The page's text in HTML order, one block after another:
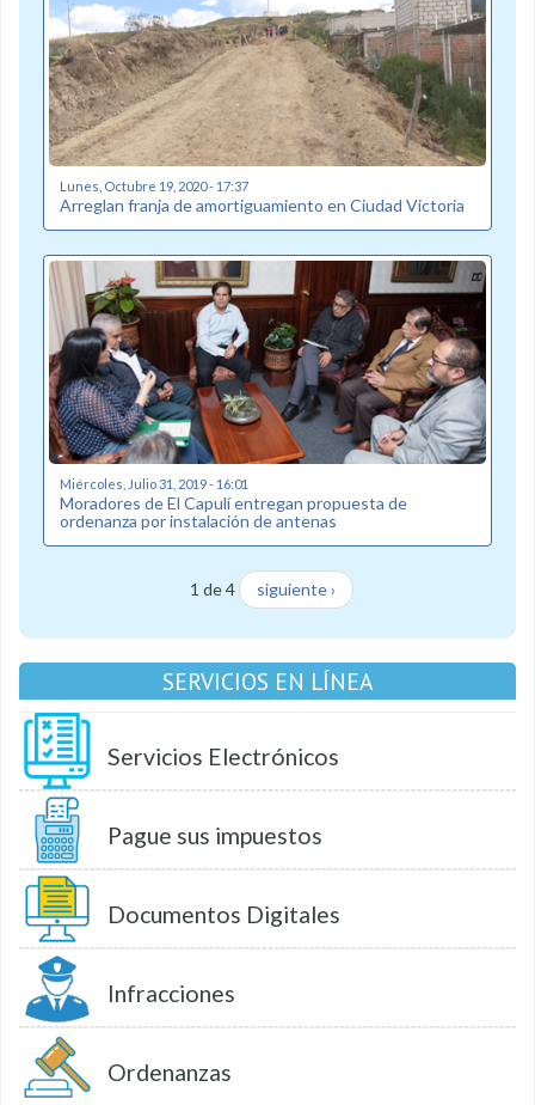
Lunes, Octubre 19, 2020 - 17:37
Arreglan franja de amortiguamiento en Ciudad Victoria
Miércoles, Julio 31, 2019 - 16:01
Moradores de El Capulí entregan propuesta de
ordenanza por instalación de antenas
1 de 4 siguiente ›
SERVICIOS EN LÍNEA
Servicios Electrónicos
Pague sus impuestos
Documentos Digitales
Infracciones
Ordenanzas